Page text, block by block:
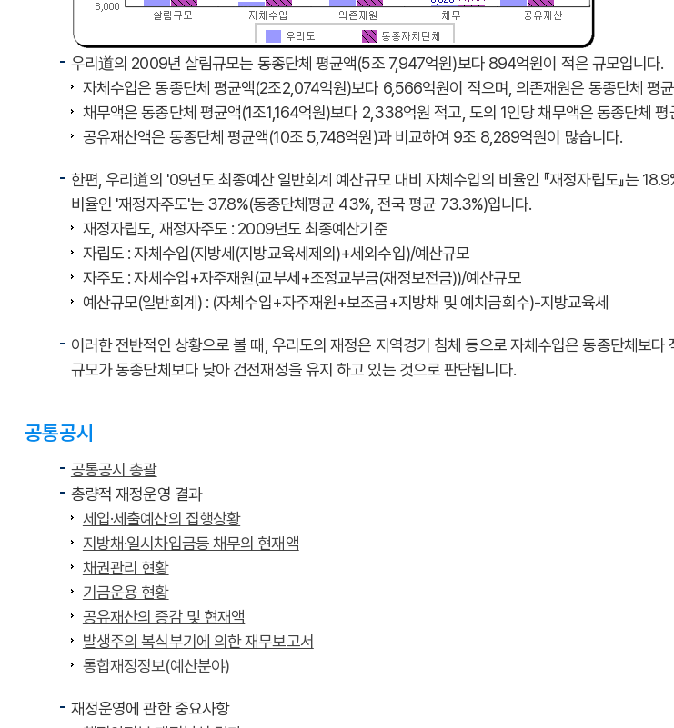
우리道의 2009년 살림규모는 동종단체 평균액(5조 7,947억원)보다 894억원이 적은 규모입니다.
자체수입은 동종단체 평균액(2조2,074억원)보다 6,566억원이 적으며, 의존재원은 동종단체 평
채무액은 동종단체 평균액(1조1,164억원)보다 2,338억원 적고, 도의 1인당 채무액은 동종단체
공유재산액은 동종단체 평균액(10조 5,748억원)과 비교하여 9조 8,289억원이 많습니다.
한편, 우리道의 '09년도 최종예산 일반회계 예산규모 대비 자체수입의 비율인 『재정자립도』는
비율인 '재정자주도'는 37.8%(동종단체평균 43%, 전국 평균 73.3%)입니다.
재정자립도, 재정자주도 : 2009년도 최종예산기준
자립도 : 자체수입(지방세(지방교육세제외)+세외수입)/예산규모
자주도 : 자체수입+자주재원(교부세+조정교부금(재정보전금))/예산규모
예산규모(일반회계) : (자체수입+자주재원+보조금+지방채 및 예치금회수)-지방교육세
이러한 전반적인 상황으로 볼 때, 우리도의 재정은 지역경기 침체 등으로 자체수입은 동종단체보
규모가 동종단체보다 낮아 건전재정을 유지 하고 있는 것으로 판단됩니다.
공통공시
공통공시 총괄
총량적 재정운영 결과
세입·세출예산의 집행상황
지방채·일시차입금등 채무의 현재액
채권관리 현황
기금운용 현황
공유재산의 증감 및 현재액
발생주의 복식부기에 의한 재무보고서
통합재정정보(예산분야)
재정운영에 관한 중요사항